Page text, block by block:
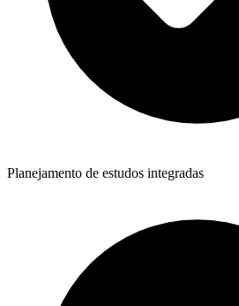
Planejamento de estudos integradas